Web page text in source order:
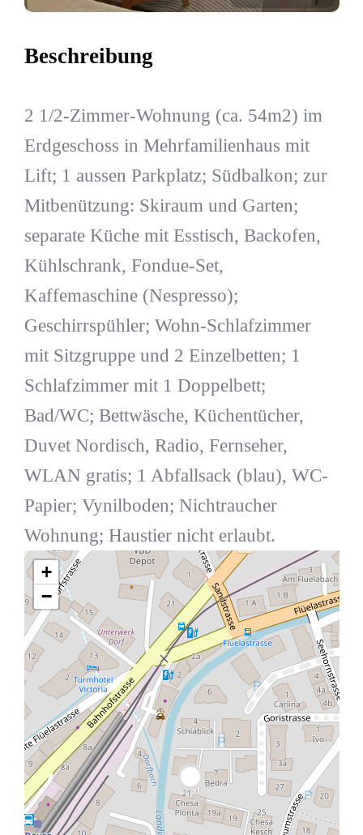
Beschreibung
2 1/2-Zimmer-Wohnung (ca. 54m2) im
Erdgeschoss in Mehrfamilienhaus mit
Lift; 1 aussen Parkplatz; Südbalkon; zur
Mitbenützung: Skiraum und Garten;
separate Küche mit Esstisch, Backofen,
Kühlschrank, Fondue-Set,
Kaffemaschine (Nespresso);
Geschirrspühler; Wohn-Schlafzimmer
mit Sitzgruppe und 2 Einzelbetten; 1
Schlafzimmer mit 1 Doppelbett;
Bad/WC; Bettwäsche, Küchentücher,
Duvet Nordisch, Radio, Fernseher,
WLAN gratis; 1 Abfallsack (blau), WC-
Papier; Vynilboden; Nichtraucher
Wohnung; Haustier nicht erlaubt.
+
−